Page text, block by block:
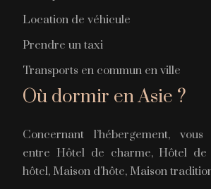
Location de véhicule
Prendre un taxi
Transports en commun en ville
Où dormir en Asie ?
Concernant l’hébergement,
entre Hôtel de charme, Hôtel de
hôtel, Maison d’hôte, Maison